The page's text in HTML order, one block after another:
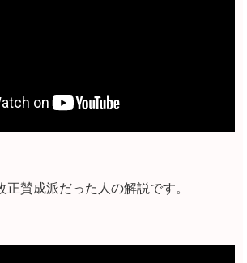
正賛成派だった人の解説です。